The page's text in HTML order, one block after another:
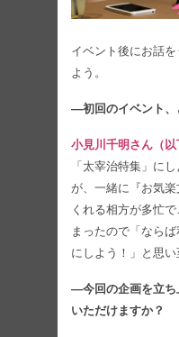
イベント後にお話
よう。
―初回のイベント、
小見川千明さん（以
「太宰治特集」に
が、一緒に『お気
くれる相方が多忙
まったので「なら
にしよう！」と思い
―今回の企画を立ち
いただけますか？